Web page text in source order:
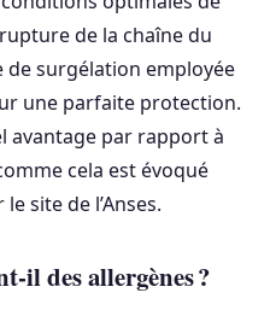
de la chaîne du
surgélation employée
une parfaite protection.
avantage par rapport à
cela est évoqué
site de l’Anses.
il des allergènes ?